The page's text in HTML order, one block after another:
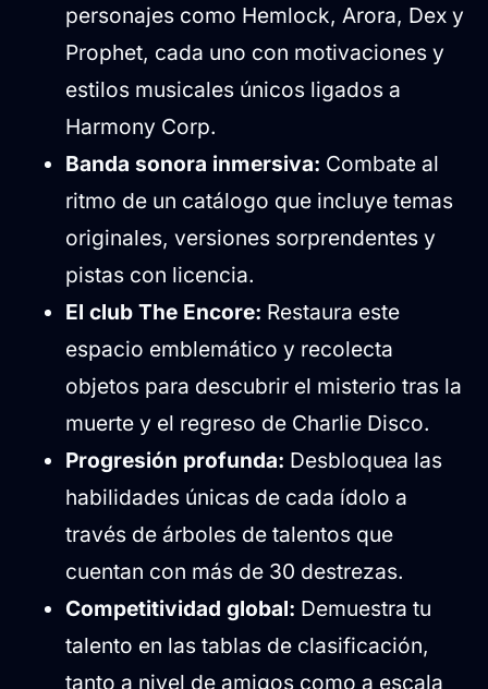
personajes como Hemlock, Arora, Dex y
Prophet, cada uno con motivaciones y
estilos musicales únicos ligados a
Harmony Corp.
Banda sonora inmersiva: Combate al
ritmo de un catálogo que incluye temas
originales, versiones sorprendentes y
pistas con licencia.
El club The Encore: Restaura este
espacio emblemático y recolecta
objetos para descubrir el misterio tras la
muerte y el regreso de Charlie Disco.
Progresión profunda: Desbloquea las
habilidades únicas de cada ídolo a
través de árboles de talentos que
cuentan con más de 30 destrezas.
Competitividad global: Demuestra tu
talento en las tablas de clasificación,
tanto a nivel de amigos como a escala